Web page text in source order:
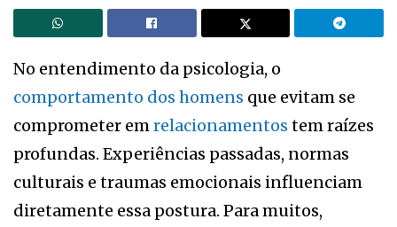
No entendimento da psicologia, o
comportamento dos homens que evitam se
comprometer emrelacionamentos tem raízes
profundas. Experiências passadas, normas
culturais e traumas emocionais influenciam
diretamente essa postura. Para muitos,